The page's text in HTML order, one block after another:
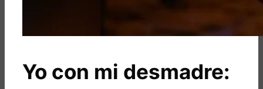
Yo con mi desmadre: